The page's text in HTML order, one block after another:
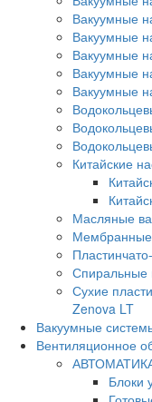
Вакуумные
Вакуумные
Вакуумные
Вакуумные
Вакуумные
Китайские
Масляные
Спиральные
Сухие
Zenova LT
Вакуумные
Вентиляционное
Блоки